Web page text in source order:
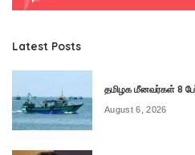
Latest Posts
தமிழக மீனவர்கள் 8
August 6, 2026